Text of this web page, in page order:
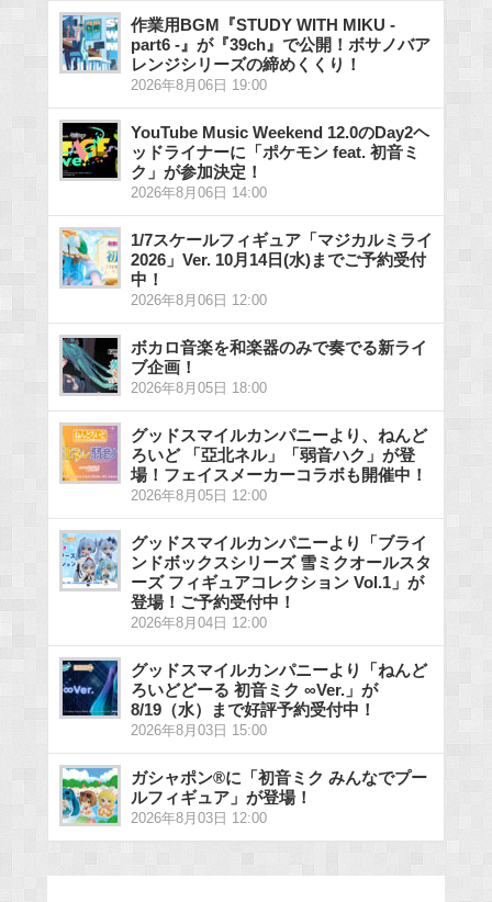
作業用BGM『STUDY WITH MIKU -
part6 -』が『39ch』で公開！ボサノバア
レンジシリーズの締めくくり！
2026年8月06日 19:00
YouTube Music Weekend 12.0のDay2ヘ
ッドライナーに「ポケモン feat. 初音ミ
ク」が参加決定！
2026年8月06日 14:00
1/7スケールフィギュア「マジカルミライ
2026」Ver. 10月14日(水)までご予約受付
中！
2026年8月06日 12:00
ボカロ音楽を和楽器のみで奏でる新ライ
ブ企画！
2026年8月05日 18:00
グッドスマイルカンパニーより、ねんど
ろいど 「亞北ネル」「弱音ハク」が登
場！フェイスメーカーコラボも開催中！
2026年8月05日 12:00
グッドスマイルカンパニーより「ブライ
ンドボックスシリーズ 雪ミクオールスタ
ーズ フィギュアコレクション Vol.1」が
登場！ご予約受付中！
2026年8月04日 12:00
グッドスマイルカンパニーより「ねんど
ろいどどーる 初音ミク ∞Ver.」が
8/19（水）まで好評予約受付中！
2026年8月03日 15:00
ガシャポン®に「初音ミク みんなでプー
ルフィギュア」が登場！
2026年8月03日 12:00